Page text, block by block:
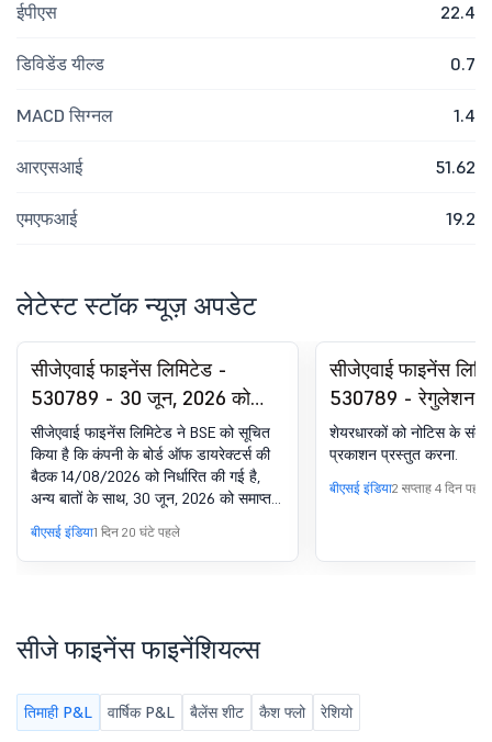
ईपीएस 22.4
डिविडेंड यील्ड 0.7
MACD सिग्नल 1.4
आरएसआई 51.62
एमएफआई 19.2
लेटेस्ट स्टॉक न्यूज़ अपडेट
सीजेएवाई फाइनेंस लिमिटेड -
530789 - 30 जून, 2026 को
समाप्त तिमाही के लिए बोर्ड मीटिंग की
सूचना.
सीजेएवाई फाइनेंस लिमिटेड ने BSE को सूचित
किया है कि कंपनी के बोर्ड ऑफ डायरेक्टर्स की
बैठक 14/08/2026 को निर्धारित की गई है,
अन्य बातों के साथ, 30 जून, 2026 को समाप्त
तिमाही के लिए अन-ऑडिटेड फाइनेंशियल
परिणामों पर विचार करने और अप्रूव करने के
लिए.
बीएसई इंडिया1 दिन 20 घंटे पहले
सीजेएवाई फाइनेंस
530789 - रेगुलेशन
के तहत घोषणा -
पब्लिकेशन
शेयरधारकों को नोटिस के
प्रकाशन प्रस्तुत करना.
बीएसई इंडिया2 सप्ताह 4 दिन पहले
सीजे फाइनेंस फाइनेंशियल्स
तिमाही P&L वार्षिक P&L बैलेंस शीट कैश फ्लो रेशियो